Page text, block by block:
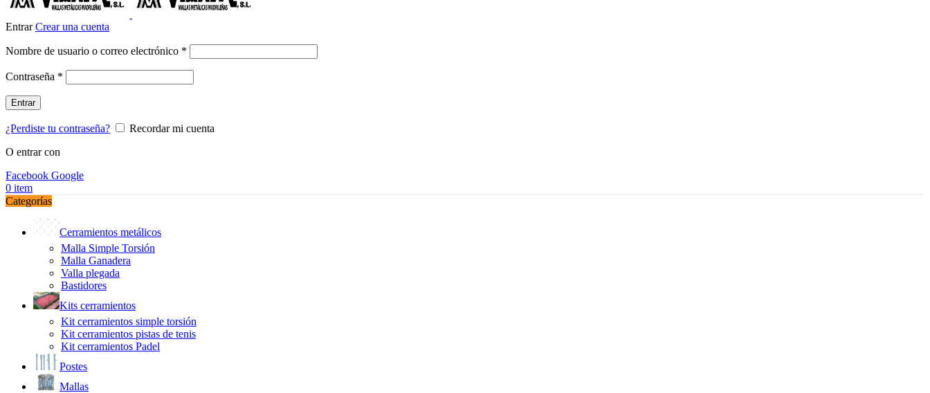
EntrarCrear una cuenta
Nombre de usuario o correo electrónico *
Contraseña *
Entrar
¿Perdiste tu contraseña?
Recordar mi cuenta
O entrar con
Facebook Google
0 item
Categorías
Cerramientos metálicos
Malla Simple Torsión
Malla Ganadera
Valla plegada
Bastidores
Kits cerramientos
Kit cerramientos simple torsión
Kit cerramientos pistas de tenis
Kit cerramientos Padel
Postes
Mallas